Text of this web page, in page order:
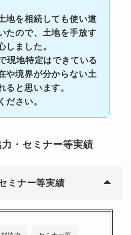
地を相続しても使い道
たので、土地を手放す
しました。
現地特定はできている
や境界が分からない土
ると思います。
ださい。
・セミナー等実績
ミナー等実績